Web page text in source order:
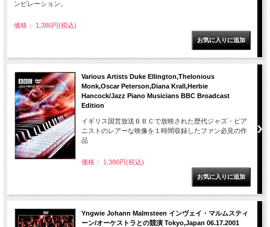
ンピレーション。
価格： 1,386円(税込)
Various Artists Duke Ellington,Thelonious
Monk,Oscar Peterson,Diana Krall,Herbie
Hancock/Jazz Piano Musicians BBC Broadcast
Edition
イギリス国営放送ＢＢＣで放映された歴代ジャズ・ピア
ニストのレアーな映像を１時間収録したファン必見の作
品
価格： 1,386円(税込)
Yngwie Johann Malmsteen インヴェイ・マルムスティ
ーン/オーケストラとの競演 Tokyo,Japan 06.17.2001